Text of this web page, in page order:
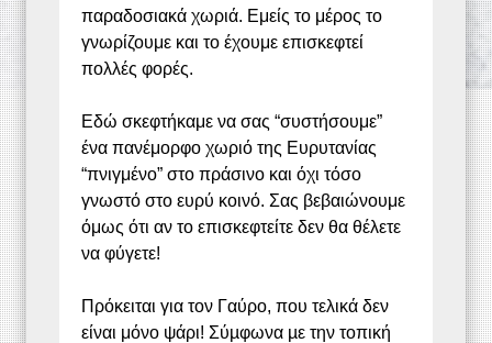
παραδοσιακά χωριά. Εμείς το μέρος το
γνωρίζουμε και το έχουμε επισκεφτεί
πολλές φορές.
Εδώ σκεφτήκαμε να σας “συστήσουμε”
ένα πανέμορφο χωριό της Ευρυτανίας
“πνιγμένο” στο πράσινο και όχι τόσο
γνωστό στο ευρύ κοινό. Σας βεβαιώνουμε
όμως ότι αν το επισκεφτείτε δεν θα θέλετε
να φύγετε!
Πρόκειται για τον Γαύρο, που τελικά δεν
είναι μόνο ψάρι! Σύµφωνα µε την τοπική